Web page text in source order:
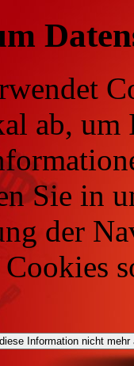
ab, um
Sie in
der
Information nicht mehr